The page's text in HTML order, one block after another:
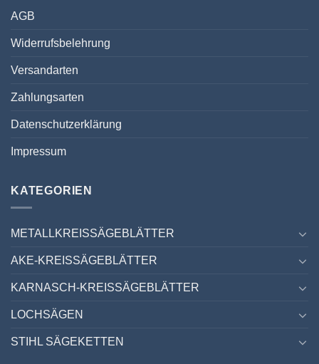
AGB
Widerrufsbelehrung
Versandarten
Zahlungsarten
Datenschutzerklärung
Impressum
KATEGORIEN
METALLKREISSÄGEBLÄTTER
AKE-KREISSÄGEBLÄTTER
KARNASCH-KREISSÄGEBLÄTTER
LOCHSÄGEN
STIHL SÄGEKETTEN